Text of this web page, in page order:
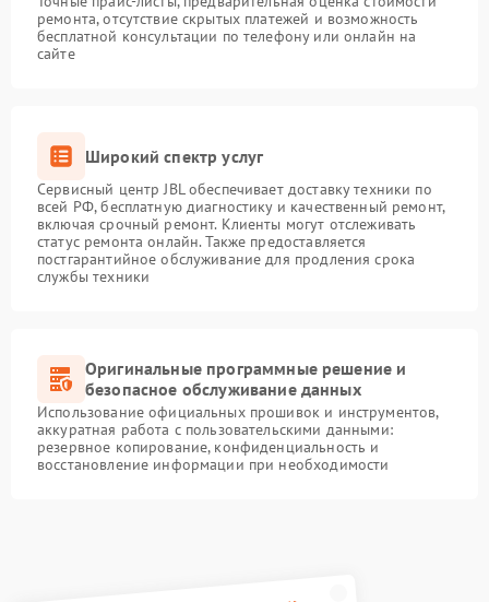
ремонта, отсутствие скрытых платежей и возможность
бесплатной консультации по телефону или онлайн на
сайте
Широкий спектр услуг
Сервисный центр JBL обеспечивает доставку техники по
всей РФ, бесплатную диагностику и качественный ремонт,
включая срочный ремонт. Клиенты могут отслеживать
статус ремонта онлайн. Также предоставляется
постгарантийное обслуживание для продления срока
службы техники
Оригинальные программные решение и
безопасное обслуживание данных
Использование официальных прошивок и инструментов,
аккуратная работа с пользовательскими данными:
резервное копирование, конфиденциальность и
восстановление информации при необходимости